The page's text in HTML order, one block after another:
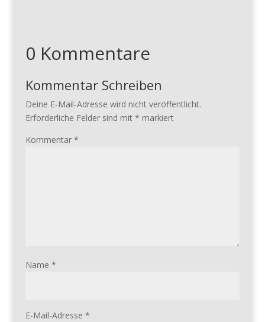
0 Kommentare
Kommentar Schreiben
Deine E-Mail-Adresse wird nicht veröffentlicht.
Erforderliche Felder sind mit * markiert
Kommentar *
Name *
E-Mail-Adresse *